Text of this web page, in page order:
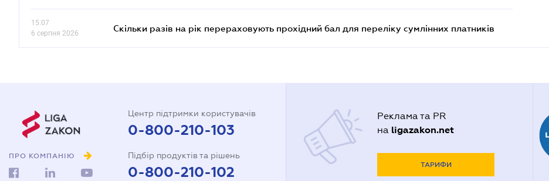
15.07
6 серпня 2026
Скільки разів на рік перераховують прохідний бал для переліку сумлінних платників
ПРО КОМПАНІЮ
Центр підтримки користувачів
0-800-210-103
Підбір продуктів та рішень
0-800-210-102
Реклама та PR
на ligazakon.net
ТАРИФИ